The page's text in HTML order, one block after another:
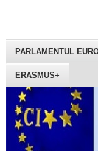
PARLAMENTUL
ERASMUS+